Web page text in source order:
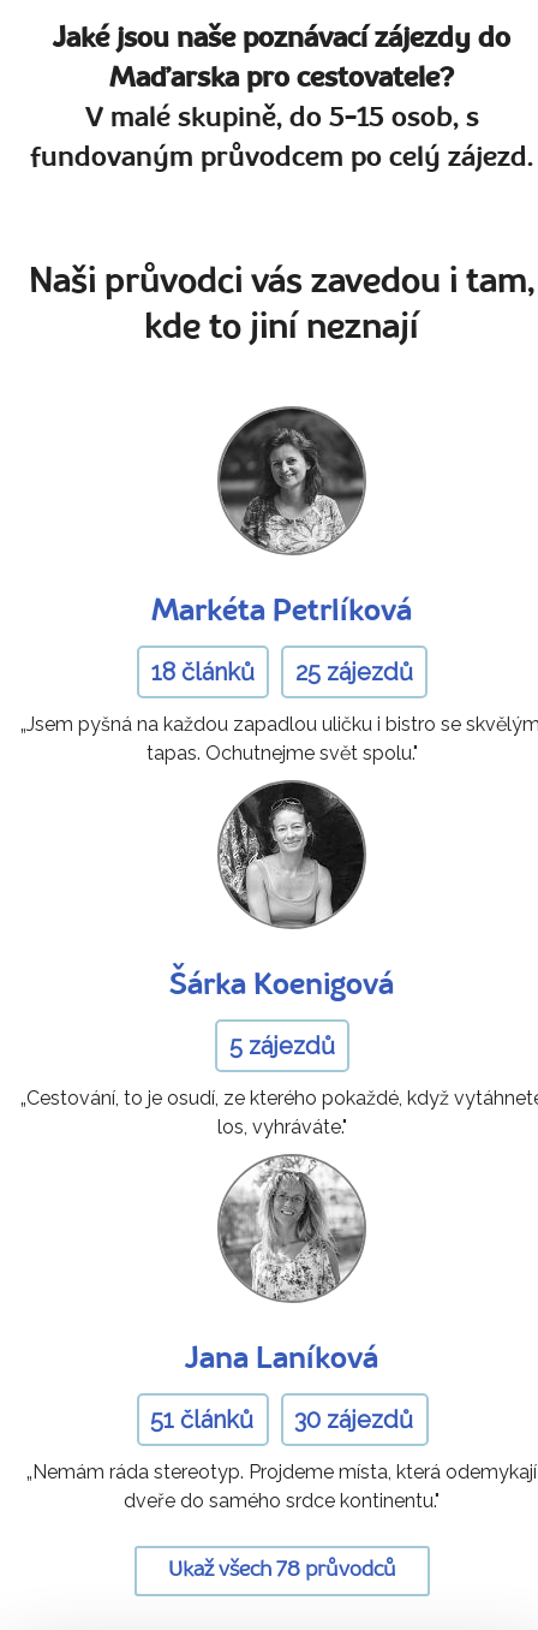
Jaké jsou naše poznávací zájezdy do
Maďarska pro cestovatele?
V malé skupině, do 5-15 osob, s
fundovaným průvodcem po celý zájezd.
Naši průvodci vás zavedou i tam,
kde to jiní neznají
Markéta Petrlíková
18 článků 25 zájezdů
„Jsem pyšná na každou zapadlou uličku i bistro se
tapas. Ochutnejme svět spolu."
Šárka Koenigová
5 zájezdů
„Cestování, to je osudí, ze kterého pokaždé, když
los, vyhráváte."
Jana Laníková
51 článků 30 zájezdů
„Nemám ráda stereotyp. Projdeme místa, která odemykají
dveře do samého srdce kontinentu."
Ukaž všech 78 průvodců